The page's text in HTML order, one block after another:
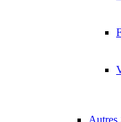
Autres